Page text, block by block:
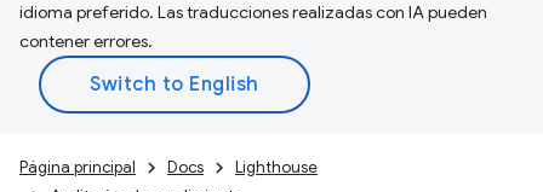
idioma preferido. Las traducciones realizadas con IA pueden
contener errores.
Página principal Docs
Lighthouse